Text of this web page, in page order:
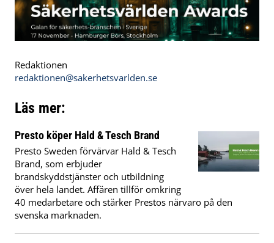
Redaktionen
redaktionen@sakerhetsvarlden.se
Läs mer:
Presto köper Hald & Tesch Brand
Presto Sweden förvärvar Hald & Tesch
Brand, som erbjuder
brandskyddstjänster och utbildning
över hela landet. Affären tillför omkring
40 medarbetare och stärker Prestos närvaro på den
svenska marknaden.